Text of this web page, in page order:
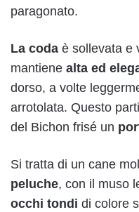
paragonato.
La coda è sollevata e
mantiene alta ed
dorso, a volte
arrotolata. Questo
del Bichon frisé un
Si tratta di un cane
peluche, con il muso
occhi tondi di colore